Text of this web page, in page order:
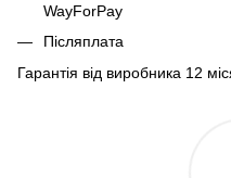
WayForPay
Післяплата
Гарантія від виробника 12